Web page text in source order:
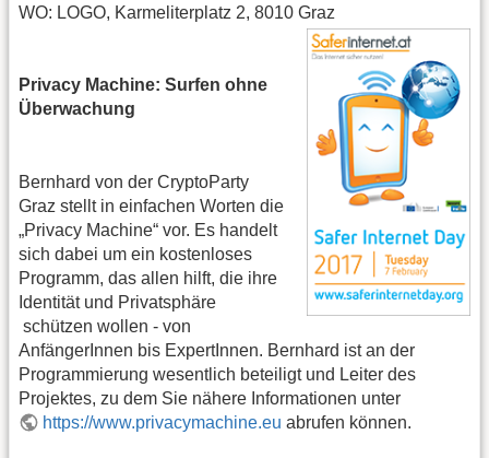
WO: LOGO, Karmeliterplatz 2, 8010 Graz
Privacy Machine: Surfen ohne
Überwachung
Bernhard von der CryptoParty
Graz stellt in einfachen Worten die
„Privacy Machine“ vor. Es handelt
sich dabei um ein kostenloses
Programm, das allen hilft, die ihre
Identität und Privatsphäre
schützen wollen - von
AnfängerInnen bis ExpertInnen. Bernhard ist an der
Programmierung wesentlich beteiligt und Leiter des
Projektes, zu dem Sie nähere Informationen unter
https://www.privacymachine.eu abrufen können.